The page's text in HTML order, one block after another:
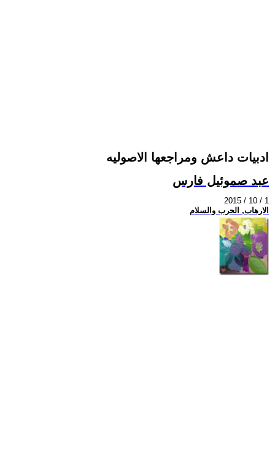
ادبيات داعش ومراجعها الاصوليه
عبد صموئيل فارس
2015 / 10 / 1
الارهاب, الحرب والسلام